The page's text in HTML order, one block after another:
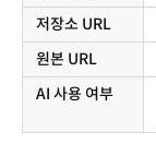
저장소 URL
원본 URL
AI 사용 여부